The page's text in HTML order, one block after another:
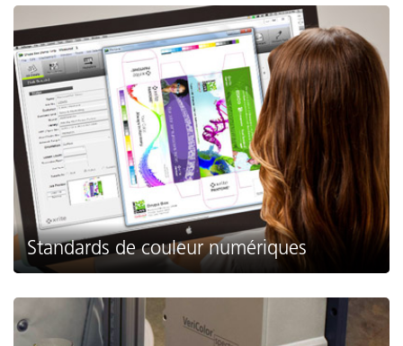
Standards de couleur numériques